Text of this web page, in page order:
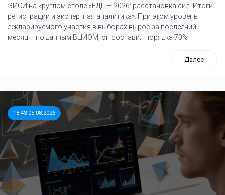
ЭИСИ на круглом столе «ЕДГ — 2026: расстановка сил. Итоги
регистрации и экспертная аналитика». При этом уровень
декларируемого участия в выборах вырос за последний
месяц – по данным ВЦИОМ, он составил порядка 70%
Далее
18:43 05.08.2026